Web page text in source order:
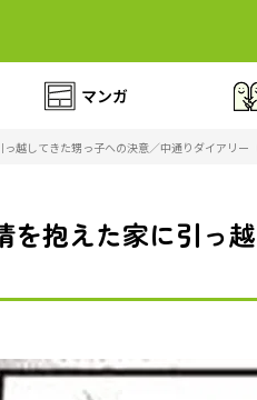
マンガ
越してきた甥っ子への決意／中通りダイアリー（
抱えた家に引っ